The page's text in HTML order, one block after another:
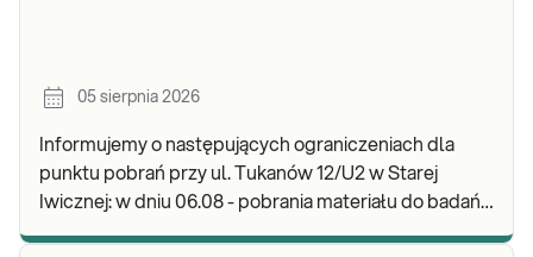
05 sierpnia 2026
Informujemy o następujących ograniczeniach dla
punktu pobrań przy ul. Tukanów 12/U2 w Starej
Iwicznej: w dniu 06.08 - pobrania materiału do badań